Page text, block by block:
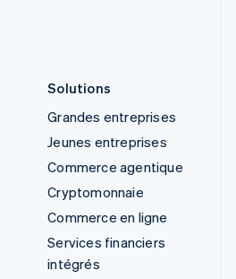
Solutions
Grandes entreprises
Jeunes entreprises
Commerce agentique
Cryptomonnaie
Commerce en ligne
Services financiers
intégrés